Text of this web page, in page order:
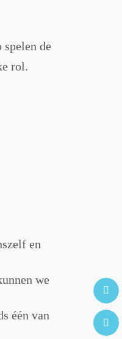
de
rol.
en
we
één van